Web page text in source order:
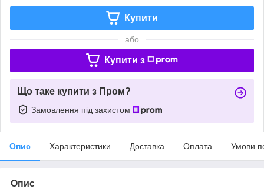
Купити
або
Купити з
Що таке купити з Пром?
Замовлення під захистом
Опис Характеристики Доставка Оплата Умови
Опис